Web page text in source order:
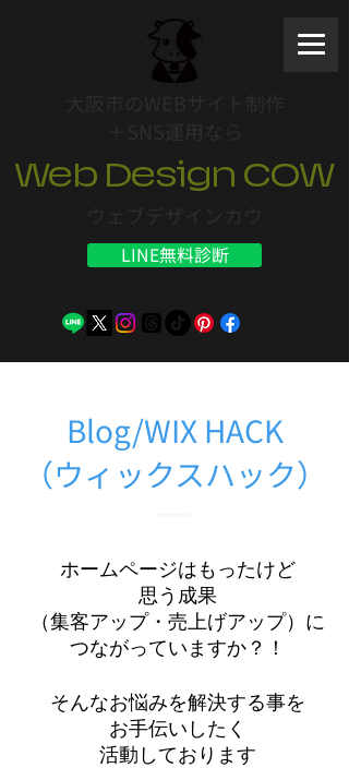
Web Design COW
LINE無料診断
Blog/WIX HACK
（ウィックスハック）
ホームページはもったけど
思う成果
（集客アップ・売上げアップ）に
つながっていますか？！
そんなお悩みを解決する事を
お手伝いしたく
活動しております